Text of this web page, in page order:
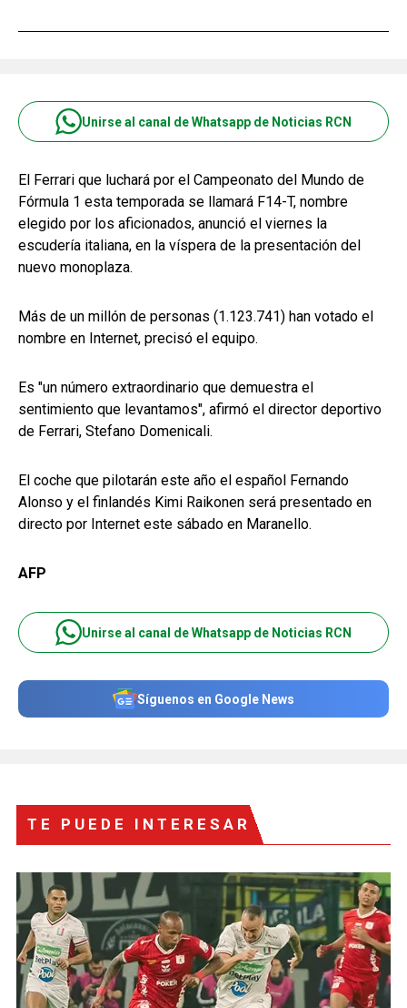
Unirse al canal de Whatsapp de Noticias RCN
El Ferrari que luchará por el Campeonato del Mundo de
Fórmula 1 esta temporada se llamará F14-T, nombre
elegido por los aficionados, anunció el viernes la
escudería italiana, en la víspera de la presentación del
nuevo monoplaza.
Más de un millón de personas (1.123.741) han votado el
nombre en Internet, precisó el equipo.
Es "un número extraordinario que demuestra el
sentimiento que levantamos", afirmó el director deportivo
de Ferrari, Stefano Domenicali.
El coche que pilotarán este año el español Fernando
Alonso y el finlandés Kimi Raikonen será presentado en
directo por Internet este sábado en Maranello.
AFP
Unirse al canal de Whatsapp de Noticias RCN
Síguenos en Google News
TE PUEDE INTERESAR